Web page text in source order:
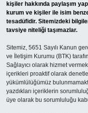
kişiler hakkında paylaşım
kurum ve kişiler ile isim
tesadüfidir. Sitemizdeki
tavsiye niteliği taşımazlar.
Sitemiz, 5651 Sayılı Kanun
ve İletişim Kurumu (BTK)
Sağlayıcı olarak hizmet
içerikleri proaktif olarak
yükümlülüğümüz
yazdıkları içeriklerin
üye olarak bu sorumluluğu